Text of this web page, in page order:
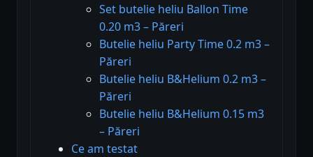
Set butelie heliu Ballon Time
0.20 m3 – Păreri
Butelie heliu Party Time 0.2 m3 –
Păreri
Butelie heliu B&Helium 0.2 m3 –
Păreri
Butelie heliu B&Helium 0.15 m3
– Păreri
Ce am testat